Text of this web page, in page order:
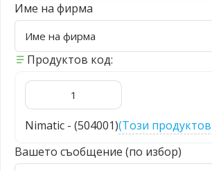
Име на фирма
Продуктов код:
Nimatic - (504001)(Този
Вашето съобщение (по избор)